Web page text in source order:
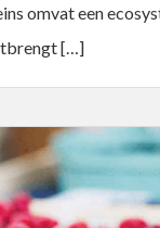
omvat een
[…]